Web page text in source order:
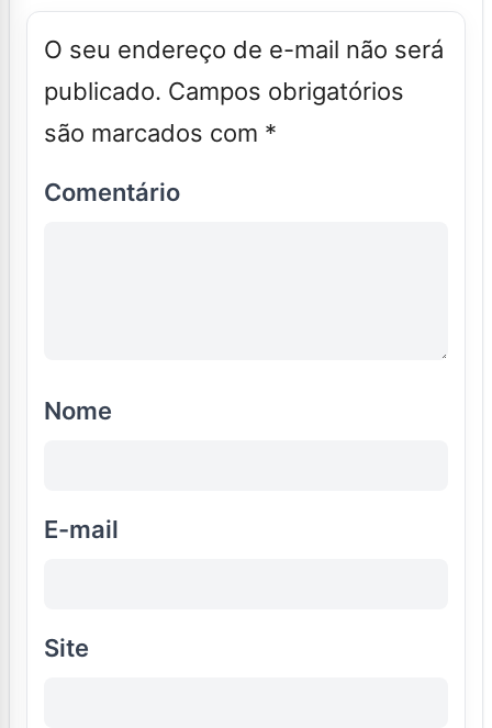
O seu endereço de e-mail não será
publicado. Campos obrigatórios
são marcados com *
Comentário
Nome
E-mail
Site